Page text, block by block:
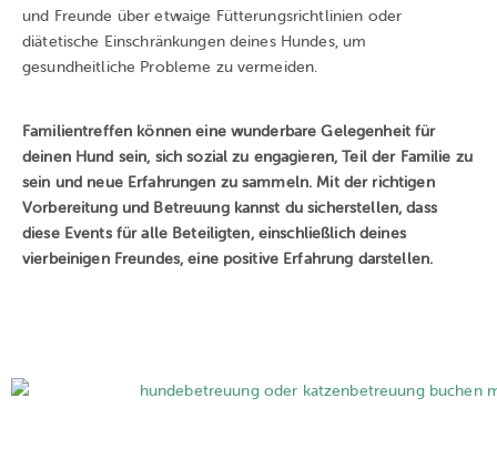
und Freunde über etwaige Fütterungsrichtlinien oder
diätetische Einschränkungen deines Hundes, um
gesundheitliche Probleme zu vermeiden.
Familientreffen können eine wunderbare Gelegenheit für
deinen Hund sein, sich sozial zu engagieren, Teil der Familie zu
sein und neue Erfahrungen zu sammeln. Mit der richtigen
Vorbereitung und Betreuung kannst du sicherstellen, dass
diese Events für alle Beteiligten, einschließlich deines
vierbeinigen Freundes, eine positive Erfahrung darstellen.